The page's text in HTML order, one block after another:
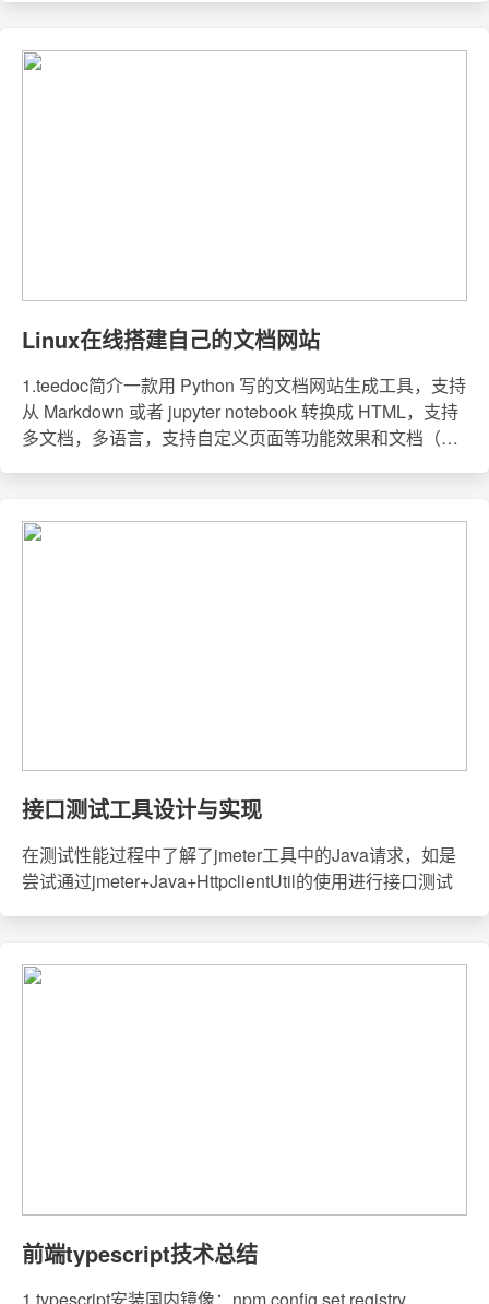
比较灵活，也比较简单，所以我们用的最多就是子查询。
但是当数据量很大的时候，由于子查询会多次遍历数据
Linux在线搭建自己的文档网站
1.teedoc简介一款用 Python 写的文档网站生成工具，支持
从 Markdown 或者 jupyter notebook 转换成 HTML，支持
多文档，多语言，支持自定义页面等功能效果和文档（官
文档源文件: github.com/teedoc/teedoc.github.io将 .
接口测试工具设计与实现
在测试性能过程中了解了jmeter工具中的Java请求，如是
尝试通过jmeter+Java+HttpclientUtil的使用进行接口测试
前端typescript技术总结
1.typescript安装国内镜像：npm config set registry